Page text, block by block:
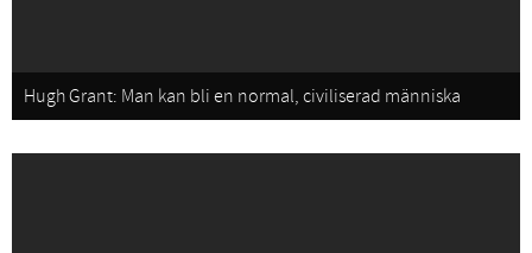
Hugh Grant: Man kan bli en normal, civiliserad människa